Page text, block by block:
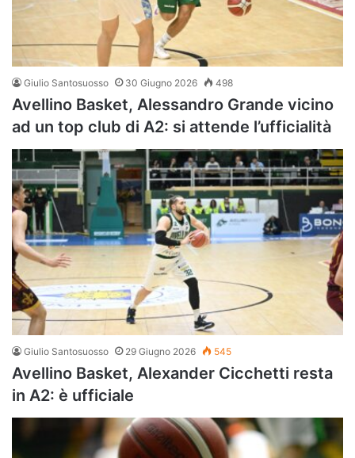
Giulio Santosuosso 30 Giugno 2026 498
Avellino Basket, Alessandro Grande vicino
ad un top club di A2: si attende l’ufficialità
Giulio Santosuosso 29 Giugno 2026 545
Avellino Basket, Alexander Cicchetti resta
in A2: è ufficiale